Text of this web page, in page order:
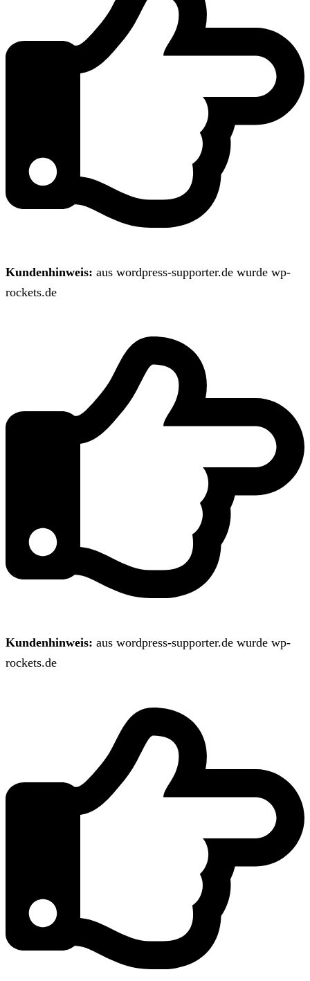
Kundenhinweis: aus wordpress-supporter.de wurde wp-
rockets.de
Kundenhinweis: aus wordpress-supporter.de wurde wp-
rockets.de